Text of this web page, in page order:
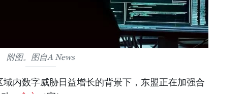
附图。图自A News
域内数字威胁日益增长的背景下，东盟正在加强合